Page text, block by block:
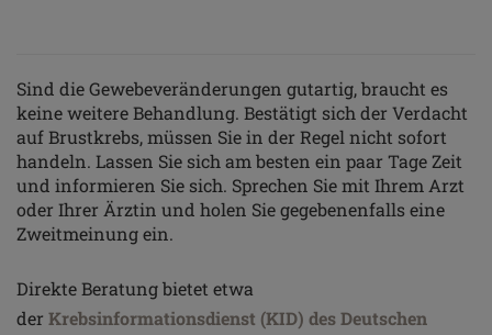
Sind die Gewebeveränderungen gutartig, braucht es
keine weitere Behandlung. Bestätigt sich der Verdacht
auf Brustkrebs, müssen Sie in der Regel nicht sofort
handeln. Lassen Sie sich am besten ein paar Tage Zeit
und informieren Sie sich. Sprechen Sie mit Ihrem Arzt
oder Ihrer Ärztin und holen Sie gegebenenfalls eine
Zweitmeinung ein.
Direkte Beratung bietet etwa
der Krebsinformationsdienst (KID) des Deutschen